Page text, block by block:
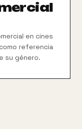
en cines
referencia
su género.